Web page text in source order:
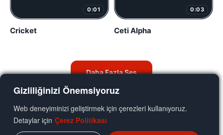
Gizliliğinizi Önemsiyoruz
Web deneyiminizi geliştirmek için çerezleri kullanıyoruz.
Detaylar için Çerez Politikası
0:01
Cricket
0:03
Ceti Alpha
Daha Fazla Ses